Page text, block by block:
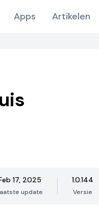
Apps Artikelen
17, 2025
update
1.0.144
Versie